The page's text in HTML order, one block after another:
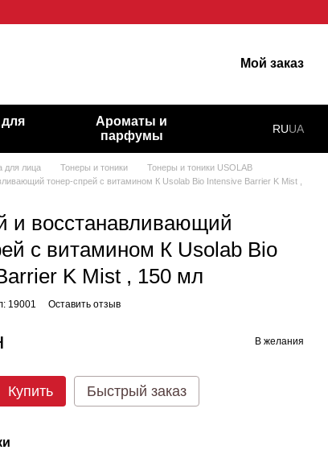
Мой заказ
для
Ароматы и
парфумы
RUUA
для лица Тонеры и тоники
Тонеры и тоники USOLAB
тонер-спрей с витамином К Usolab Bio Intensive Barrier K Mist ,
и восстанавливающий
с витамином К Usolab Bio
K Mist , 150 мл
19001 Оставить отзыв
В желания
Купить Быстрый заказ